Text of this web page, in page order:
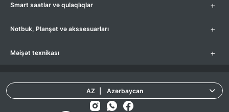
Smart saatlar və qulaqlıqlar +
Notbuk, Planşet və akssesuarları +
Məişət texnikası +
AZ Azərbaycan